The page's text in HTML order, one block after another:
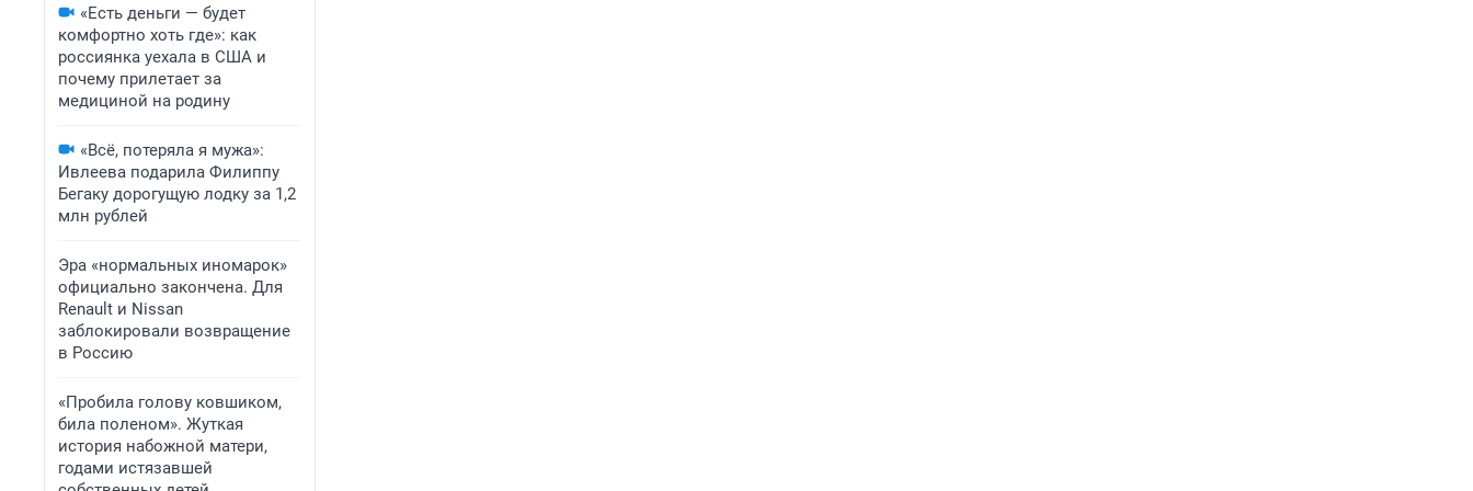
«Есть деньги — будет
комфортно хоть где»: как
россиянка уехала в США и
почему прилетает за
медициной на родину
«Всё, потеряла я мужа»:
Ивлеева подарила Филиппу
Бегаку дорогущую лодку за 1,2
млн рублей
Эра «нормальных иномарок»
официально закончена. Для
Renault и Nissan
заблокировали возвращение
в Россию
«Пробила голову ковшиком,
била поленом». Жуткая
история набожной матери,
годами истязавшей